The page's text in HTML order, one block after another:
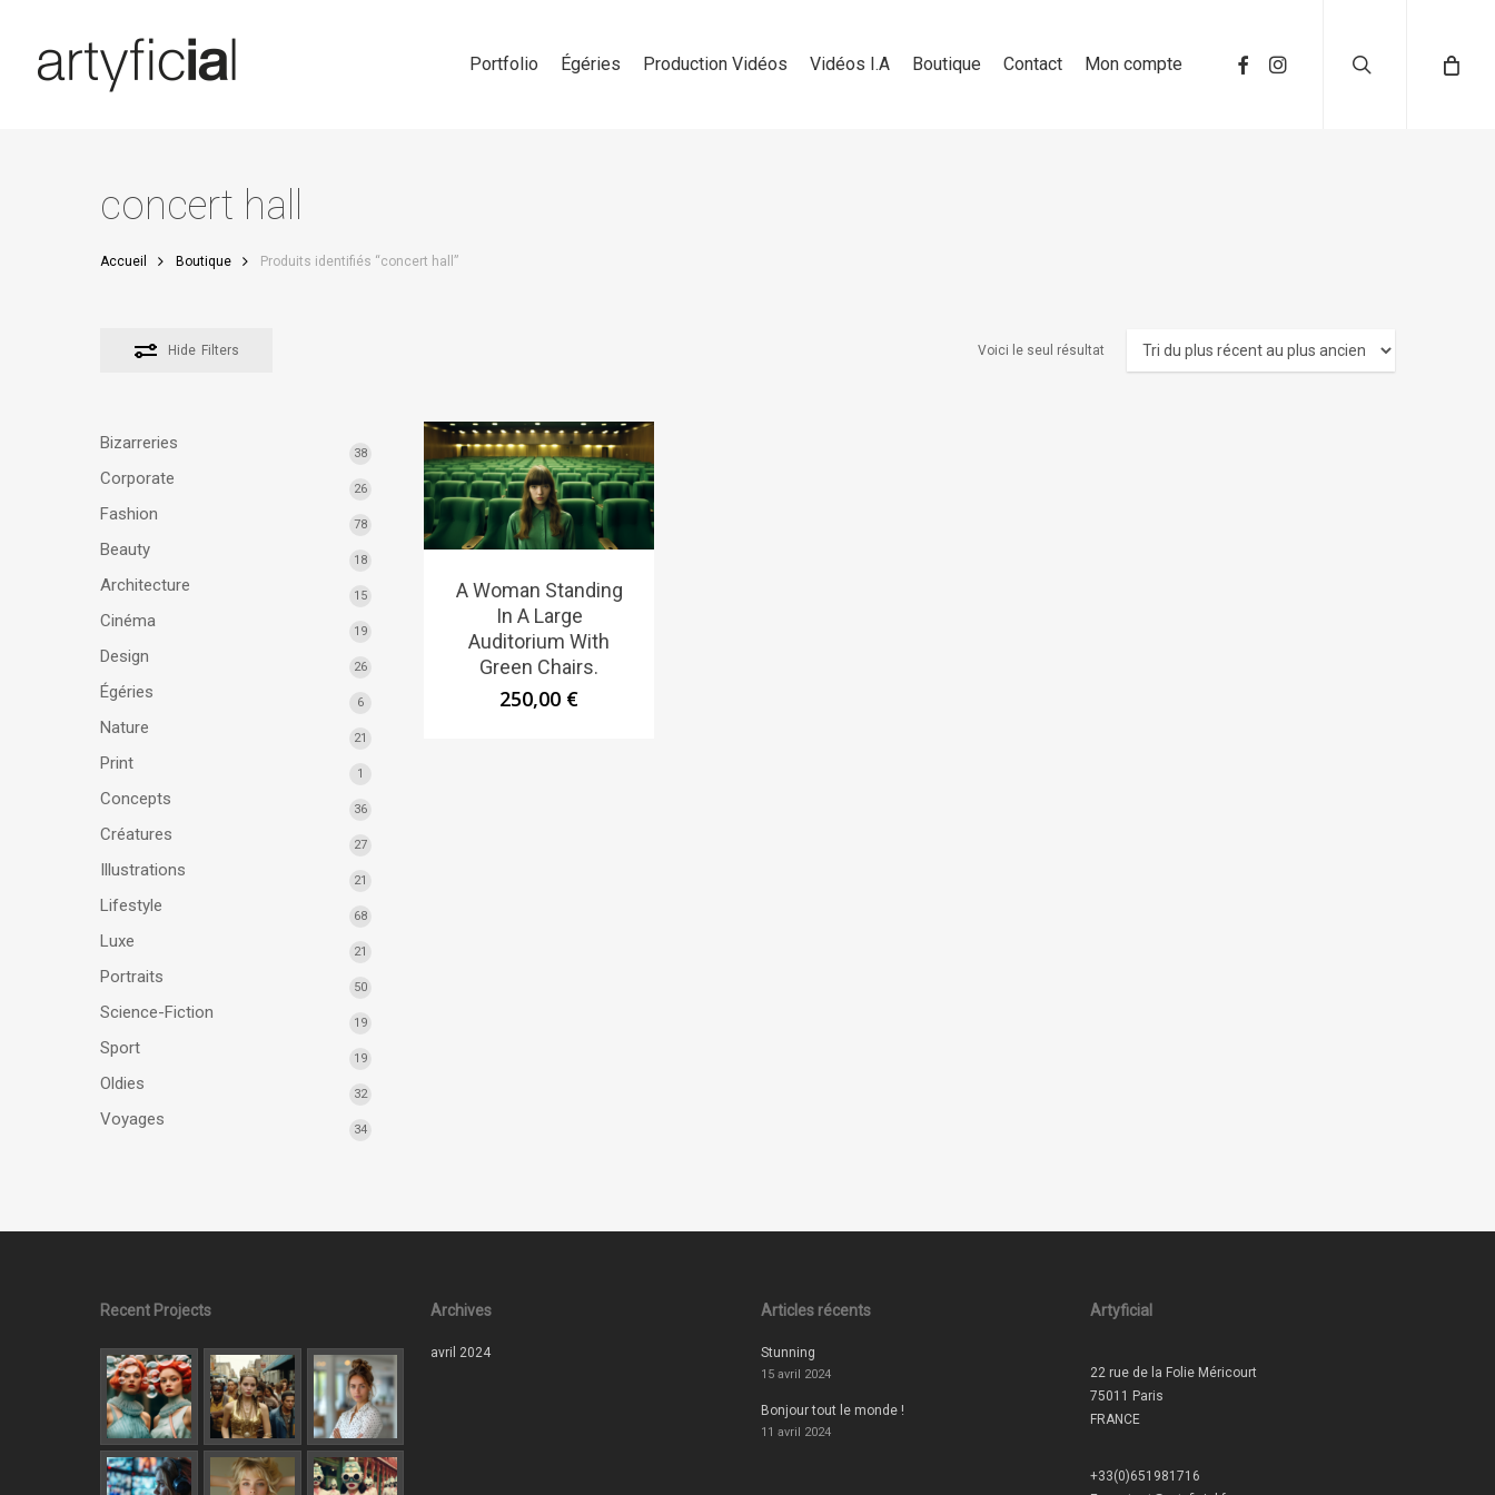
content
Portfolio Égéries Production Vidéos Vidéos I.A Boutique Contact Mon compte
concert hall
Accueil Boutique Produits identifiés “concert hall”
Hide Filters Voici le seul résultat
Bizarreries
38
Corporate
26
Fashion
78
Beauty
18
Architecture
15
Cinéma
19
Design
26
Égéries
6
Nature
21
Print
1
Concepts
36
Créatures
27
Illustrations
21
Lifestyle
68
Luxe
21
Portraits
50
Science-Fiction
19
Sport
19
Oldies
32
Voyages
34
A Woman Standing
In A Large
Auditorium With
Green Chairs.
250,00 €
Recent Projects Archives
avril 2024
Articles récents
Stunning
15 avril 2024
Bonjour tout le monde !
11 avril 2024
Artyficial
22 rue de la Folie Méricourt
75011 Paris
FRANCE
+33(0)651981716